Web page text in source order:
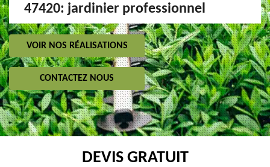
47420: jardinier professionnel
VOIR NOS RÉALISATIONS
CONTACTEZ NOUS
DEVIS GRATUIT